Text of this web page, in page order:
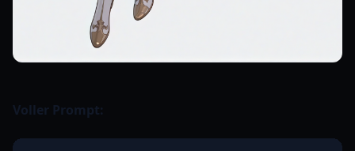
Voller Prompt: